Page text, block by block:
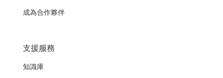
成為合作夥伴
支援服務
知識庫